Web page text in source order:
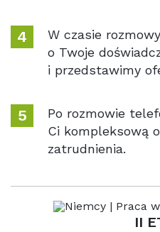
W czasie
o Twoje
i przedstawimy
Po rozmowie
Ci kompleksową
zatrudnienia.
II